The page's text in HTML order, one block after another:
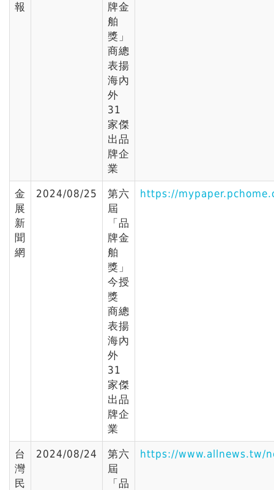
報
牌金
舶
獎」
商總
表揚
海內
外
31
家傑
出品
牌企
業
金
展
新
聞
網
2024/08/25
第六
屆
「品
牌金
舶
獎」
今授
獎
商總
表揚
海內
外
31
家傑
出品
牌企
業
https://
台
灣
民
2024/08/24
第六
屆
「品
https://www.allnews.tw/